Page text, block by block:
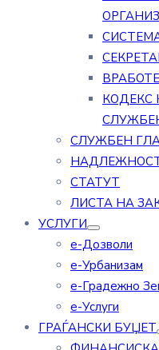
КОДЕКС
СЛУЖБЕН
СТАТУТ
ЛИСТА НА
УСЛУГИ
е-Дозволи
е-Урбанизам
е-Градежно
е-Услуги
ГРАЃАНСКИ БУЏЕТ